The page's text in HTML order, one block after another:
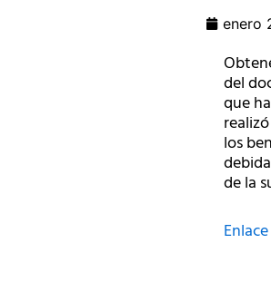
enero
del
que
los
de la